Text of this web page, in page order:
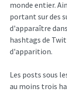
monde entier.
portant sur des
d'apparaître
hashtags de
d'apparition.
Les posts sous
au moins trois